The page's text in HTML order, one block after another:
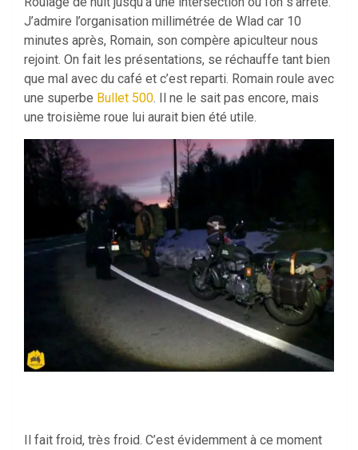
J’admire l’organisation millimétrée de Wlad car 10
minutes après, Romain, son compère apiculteur nous
rejoint. On fait les présentations, se réchauffe tant bien
que mal avec du café et c’est reparti. Romain roule avec
une superbe Bullet 500. Il ne le sait pas encore, mais
une troisième roue lui aurait bien été utile.
Il fait froid, très froid. C’est évidemment à ce moment